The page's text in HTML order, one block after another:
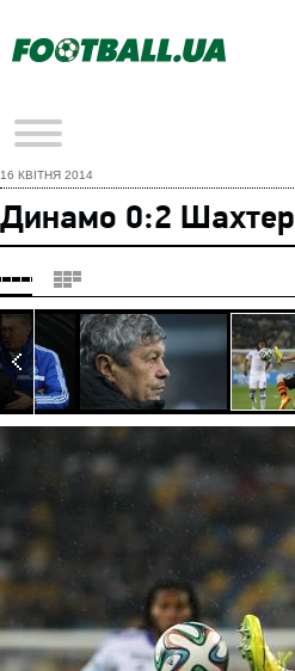
16 КВІТНЯ 2014
Динамо 0:2 Шахтер